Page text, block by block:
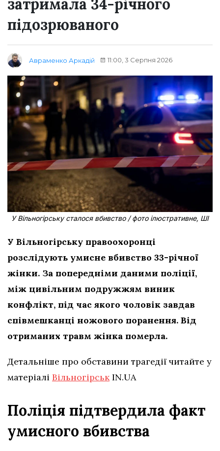
затримала 34-річного
підозрюваного
Авраменко Аркадій 11:00, 3 Серпня 2026
У Вільногірську сталося вбивство / фото ілюстративне, ШІ
У Вільногірську правоохоронці
розслідують умисне вбивство 33-річної
жінки. За попередніми даними поліції,
між цивільним подружжям виник
конфлікт, під час якого чоловік завдав
співмешканці ножового поранення. Від
отриманих травм жінка померла.
Детальніше про обставини трагедії читайте у
матеріалі ВільногірськIN.UA
Поліція підтвердила факт
умисного вбивства